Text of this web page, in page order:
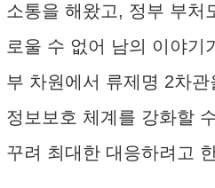
소통을 해왔고, 정부 부처
로울 수 없어 남의 이야기
부 차원에서 류제명 2차
정보보호 체계를 강화할
꾸려 최대한 대응하려고